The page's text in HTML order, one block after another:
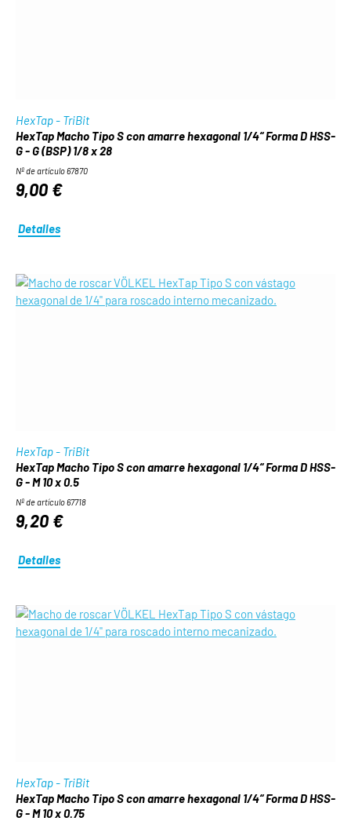
HexTap - TriBit
HexTap Macho Tipo S con amarre hexagonal 1/4“ Forma D HSS-
G - G (BSP) 1/8 x 28
Nº de artículo 67870
9,00 €
Detalles
HexTap - TriBit
HexTap Macho Tipo S con amarre hexagonal 1/4“ Forma D HSS-
G - M 10 x 0.5
Nº de artículo 67718
9,20 €
Detalles
HexTap - TriBit
HexTap Macho Tipo S con amarre hexagonal 1/4“ Forma D HSS-
G - M 10 x 0.75